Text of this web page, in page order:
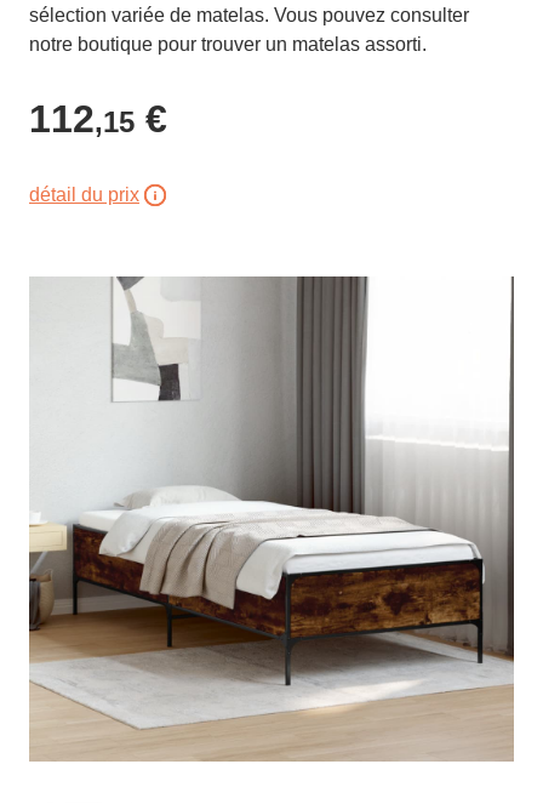
sélection variée de matelas. Vous pouvez consulter
notre boutique pour trouver un matelas assorti.
112,15 €
détail du prix